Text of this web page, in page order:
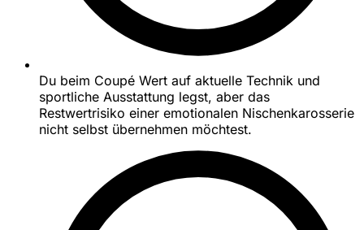
Du beim Coupé Wert auf aktuelle Technik und
sportliche Ausstattung legst, aber das
Restwertrisiko einer emotionalen Nischenkarosserie
nicht selbst übernehmen möchtest.